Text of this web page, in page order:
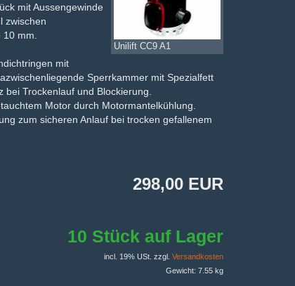
Unilift CC9 A1
mit Aussengewinde
zwischen
mm.
mit
Sperrkammer mit Spezialfett
Trockenlauf und Blockierung.
Motor durch Motormantelkühlung.
zum sicheren Anlauf bei trocken gefallenem
298,00 EUR
10 Stück auf Lager
incl. 19% USt. zzgl. Versandkosten
Gewicht: 7.55 kg